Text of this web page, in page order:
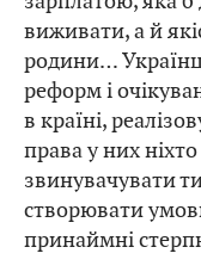
виживати, а й
родини…
реформ і
в країні,
права у них
звинувачувати
створювати
принаймні